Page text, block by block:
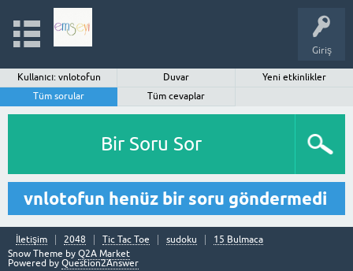
Giriş
Kullanıcı: vnlotofun Duvar
Yeni etkinlikler
Tüm sorular
Tüm cevaplar
Bir Soru Sor
vnlotofun henüz bir soru göndermedi
İletişim 2048 Tic Tac Toe sudoku
15 Bulmaca
Snow Theme by Q2A Market
Powered by Question2Answer